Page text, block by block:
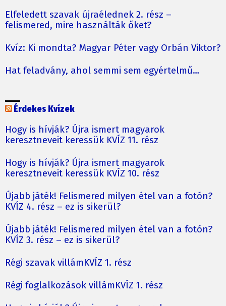
Elfeledett szavak újraélednek 2. rész –
felismered, mire használták őket?
Kvíz: Ki mondta? Magyar Péter vagy Orbán Viktor?
Hat feladvány, ahol semmi sem egyértelmű…
Érdekes Kvízek
Hogy is hívják? Újra ismert magyarok
keresztneveit keressük KVÍZ 11. rész
Hogy is hívják? Újra ismert magyarok
keresztneveit keressük KVÍZ 10. rész
Újabb játék! Felismered milyen étel van a fotón?
KVÍZ 4. rész – ez is sikerül?
Újabb játék! Felismered milyen étel van a fotón?
KVÍZ 3. rész – ez is sikerül?
Régi szavak villámKVÍZ 1. rész
Régi foglalkozások villámKVÍZ 1. rész